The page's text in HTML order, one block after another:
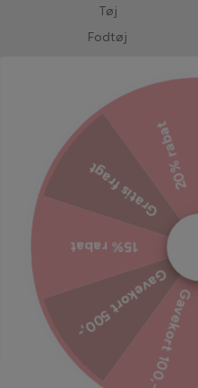
Tøj
Fodtøj
Bedst solgte
Forudbestil
Tilmeld dig
Bliv inspireret, hold digGavekort 100,-
Gavekort 500,-
15% rabat
Gratis fragt20% rabat